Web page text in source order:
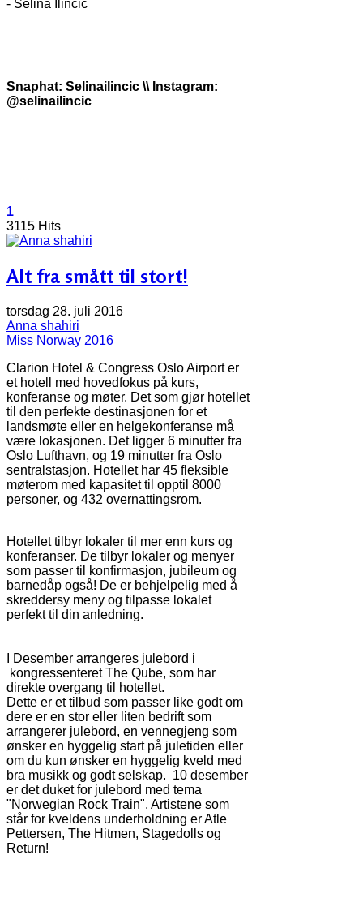
- Selina Ilincic
Snaphat: Selinailincic \\ Instagram:
@selinailincic
1
3115 Hits
Alt fra smått til stort!
torsdag 28. juli 2016
Anna shahiri
Miss Norway 2016
Clarion Hotel & Congress Oslo Airport er
et hotell med hovedfokus på kurs,
konferanse og møter. Det som gjør hotellet
til den perfekte destinasjonen for et
landsmøte eller en helgekonferanse må
være lokasjonen. Det ligger 6 minutter fra
Oslo Lufthavn, og 19 minutter fra Oslo
sentralstasjon. Hotellet har 45 fleksible
møterom med kapasitet til opptil 8000
personer, og 432 overnattingsrom.
Hotellet tilbyr lokaler til mer enn kurs og
konferanser. De tilbyr lokaler og menyer
som passer til konfirmasjon, jubileum og
barnedåp også! De er behjelpelig med å
skreddersy meny og tilpasse lokalet
perfekt til din anledning.
I Desember arrangeres julebord i
kongressenteret The Qube, som har
direkte overgang til hotellet.
Dette er et tilbud som passer like godt om
dere er en stor eller liten bedrift som
arrangerer julebord, en vennegjeng som
ønsker en hyggelig start på juletiden eller
om du kun ønsker en hyggelig kveld med
bra musikk og godt selskap. 10 desember
er det duket for julebord med tema
"Norwegian Rock Train". Artistene som
står for kveldens underholdning er Atle
Pettersen, The Hitmen, Stagedolls og
Return!